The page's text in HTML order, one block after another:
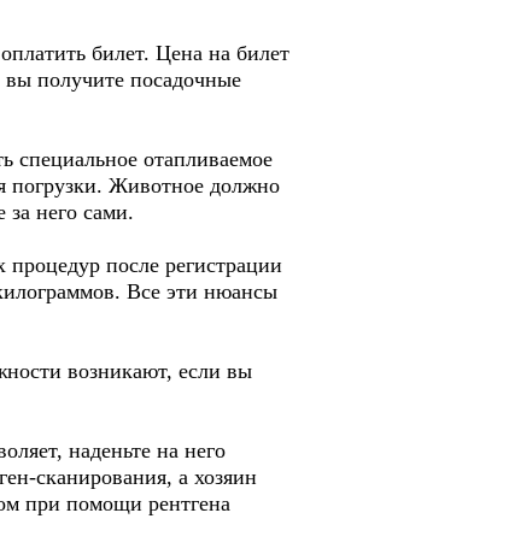
билет. Цена на билет
вы получите посадочные
специальное отапливаемое
погрузки. Животное должно
него сами.
процедур после регистрации
Все эти нюансы
возникают, если вы
наденьте на него
сканирования, а хозяин
при помощи рентгена